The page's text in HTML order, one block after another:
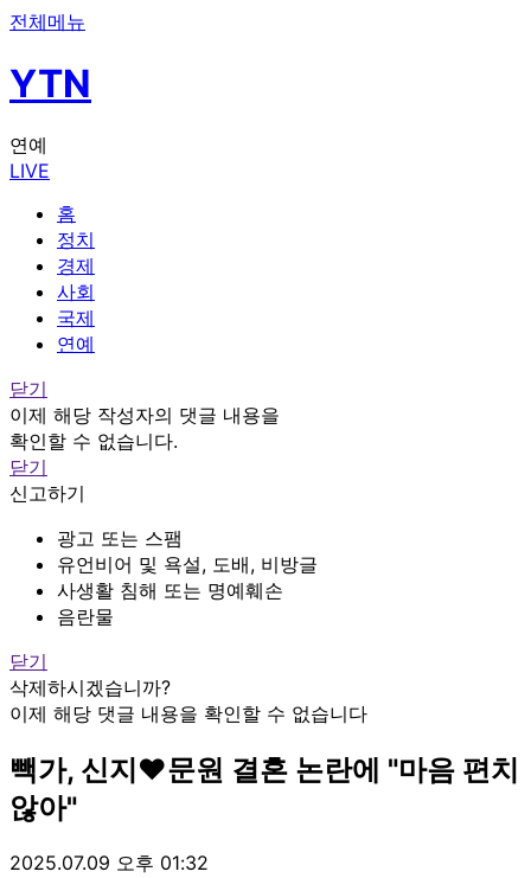
전체메뉴
YTN
연예
LIVE
홈
정치
경제
사회
국제
연예
닫기
이제 해당 작성자의 댓글 내용을
확인할 수 없습니다.
닫기
신고하기
광고 또는 스팸
유언비어 및 욕설, 도배, 비방글
사생활 침해 또는 명예훼손
음란물
닫기
삭제하시겠습니까?
이제 해당 댓글 내용을 확인할 수 없습니다
빽가, 신지♥문원 결혼 논란에 "마음 편치
않아"
2025.07.09 오후 01:32